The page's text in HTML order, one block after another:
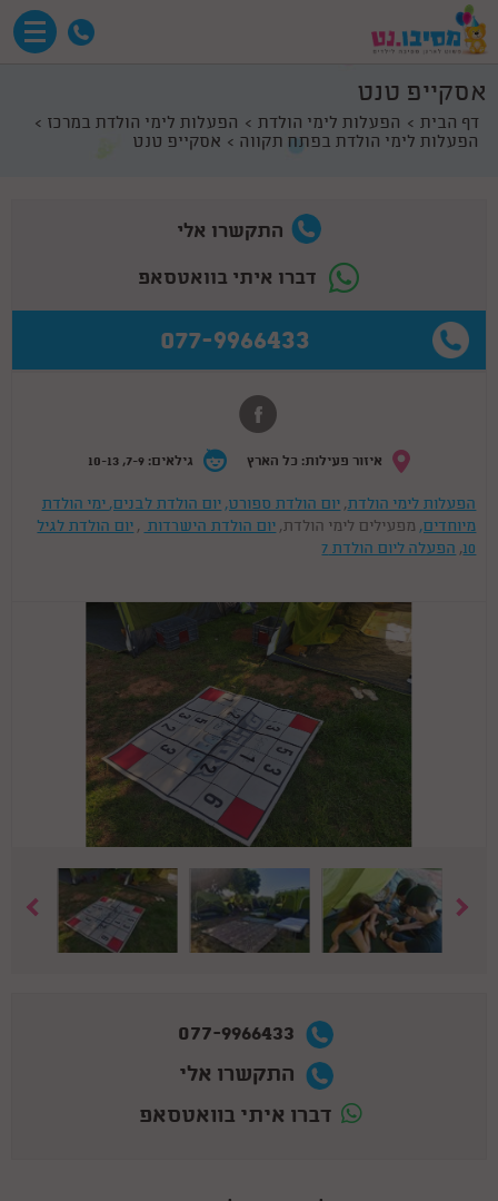
אסקייפ טנט
דף הבית הפעלות לימי הולדת
הפעלות לימי הולדת במרכז
הפעלות לימי הולדת בפתח תקווה
אסקייפ טנט
התקשרו אלי
דברו איתי בוואטסאפ
077-9966433
איזור פעילות: כל הארץ גילאים: 7-9, 10-13
הפעלות לימי הולדת, יום הולדת ספורט, יום הולדת לבנים,ימי הולדת
מיוחדים,מפעילים לימי הולדת, יום הולדת הישרדות , יום הולדת לגיל
10
, הפעלה ליום הולדת 7
077-9966433
התקשרו אלי
דברו איתי בוואטסאפ